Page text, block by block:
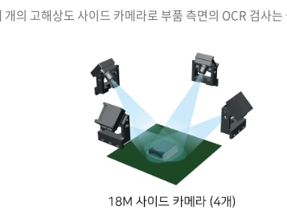
개의 고해상도 사이드 카메라로 부품 측면의 OCR 검사